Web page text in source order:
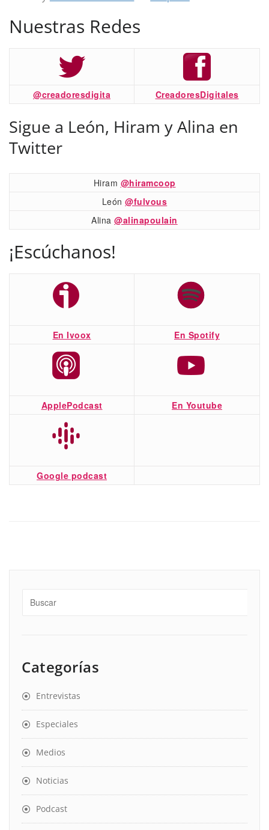
Nuestras Redes
@creadoresdigita CreadoresDigitales
Sigue a León, Hiram y Alina en
Twitter
Hiram @hiramcoop
León@fulvous
Alina@alinapoulain
¡Escúchanos!
En Ivoox En Spotify
ApplePodcast En Youtube
Google podcast
Categorías
Entrevistas
Especiales
Medios
Noticias
Podcast